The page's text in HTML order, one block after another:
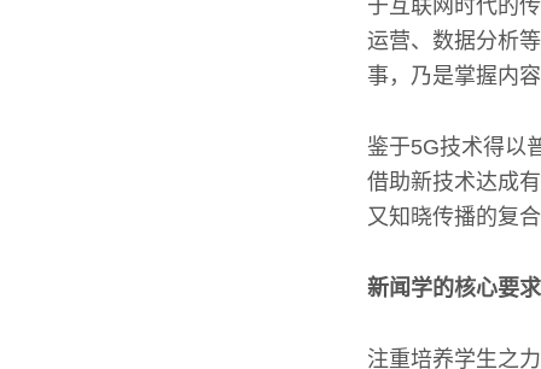
于互联网时代的
运营、数据分析
事，乃是掌握内
鉴于5G技术得以
借助新技术达成
又知晓传播的复
新闻学的核心要求
注重培养学生之